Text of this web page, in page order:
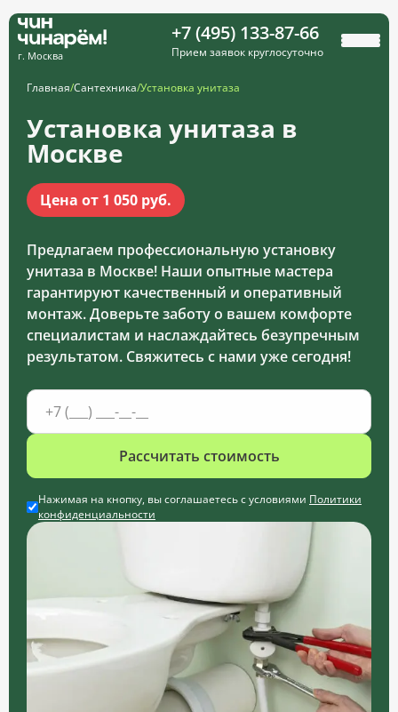
г. Москва
+7 (495) 133-87-66
Прием заявок круглосуточно
Главная/Сантехника/Установка унитаза
Установка унитаза в
Москве
Цена от 1 050 руб.
Предлагаем профессиональную установку
унитаза в Москве! Наши опытные мастера
гарантируют качественный и оперативный
монтаж. Доверьте заботу о вашем комфорте
специалистам и наслаждайтесь безупречным
результатом. Свяжитесь с нами уже сегодня!
Рассчитать стоимость
Нажимая на кнопку, вы соглашаетесь с условиями Политики
конфиденциальности